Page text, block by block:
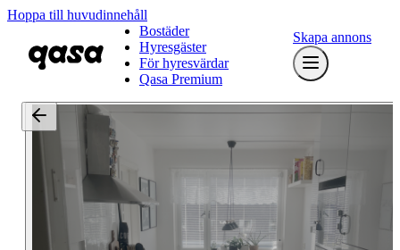
Hoppa till huvudinnehåll
Bostäder
Hyresgäster
För hyresvärdar
Qasa Premium
Skapa annons